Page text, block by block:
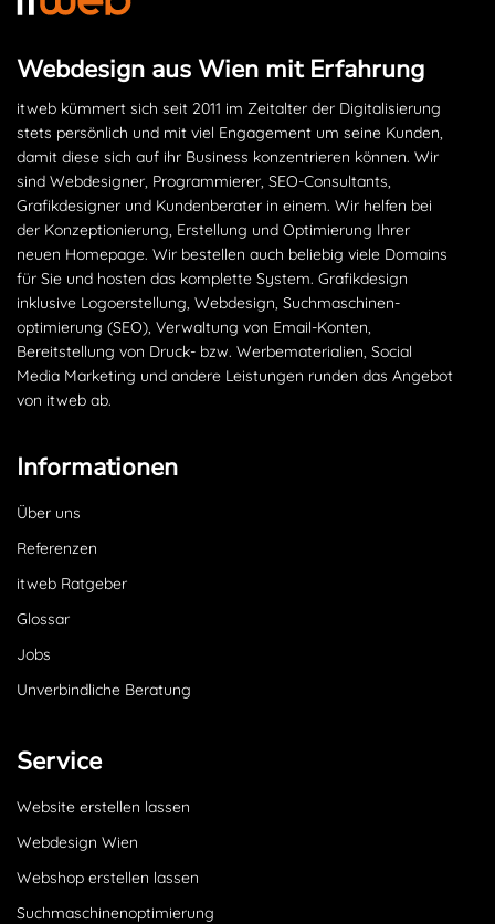
Webdesign aus Wien mit Erfahrung
itweb kümmert sich seit 2011 im Zeitalter der Digitalisierung
stets persönlich und mit viel Engagement um seine Kunden,
damit diese sich auf ihr Business konzentrieren können. Wir
sind Webdesigner, Programmierer, SEO-Consultants,
Grafikdesigner und Kundenberater in einem. Wir helfen bei
der Konzeptionierung, Erstellung und Optimierung Ihrer
neuen Homepage. Wir bestellen auch beliebig viele Domains
für Sie und hosten das komplette System. Grafikdesign
inklusive Logoerstellung, Webdesign, Suchmaschinen­
optimierung (SEO), Verwaltung von Email-Konten,
Bereitstellung von Druck- bzw. Werbematerialien, Social
Media Marketing und andere Leistungen runden das Angebot
von itweb ab.
Informationen
Über uns
Referenzen
itweb Ratgeber
Glossar
Jobs
Unverbindliche Beratung
Service
Website erstellen lassen
Webdesign Wien
Webshop erstellen lassen
Suchmaschinenoptimierung